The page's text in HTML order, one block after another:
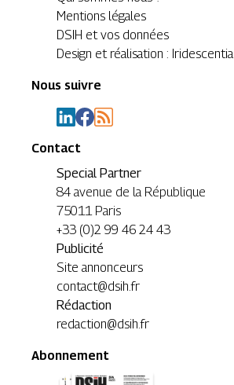
Mentions légales
DSIH et vos données
Design et réalisation : Iridescentia
Nous suivre
Contact
Special Partner
84 avenue de la République
75011 Paris
+33 (0)2 99 46 24 43
Publicité
Site annonceurs
contact@dsih.fr
Rédaction
redaction@dsih.fr
Abonnement